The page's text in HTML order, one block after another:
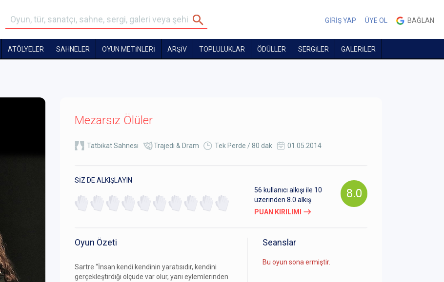
GİRİŞ YAP ÜYE OL BAĞLAN
ATÖLYELER SAHNELER OYUN METİNLERİ ARŞİV TOPLULUKLAR ÖDÜLLER SERGİLER GALERİLER
Mezarsız Ölüler
Tatbikat Sahnesi Trajedi & Dram Tek Perde / 80 dak 01.05.2014
SİZ DE ALKIŞLAYIN
8.0
56 kullanıcı alkışı ile 10
üzerinden 8.0 alkış
PUAN KIRILIMI
Oyun Özeti
Sartre “İnsan kendi kendinin yaratısıdır, kendini
gerçekleştirdiği ölçüde var olur, yani eylemlerinden
Seanslar
Bu oyun sona ermiştir.